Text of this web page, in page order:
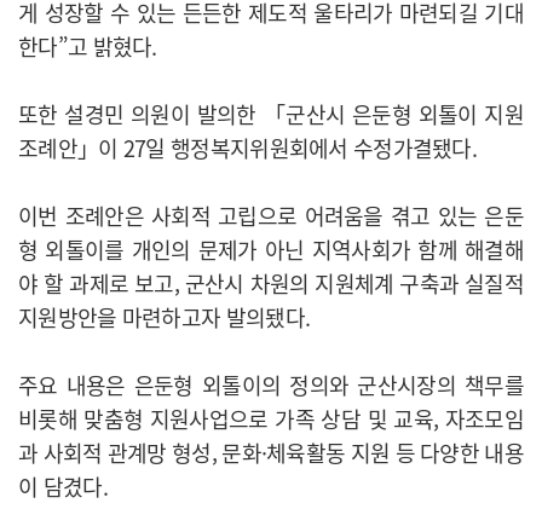
게 성장할 수 있는 든든한 제도적 울타리가 마련되길 기대
한다”고 밝혔다.
또한 설경민 의원이 발의한 「군산시 은둔형 외톨이 지원
조례안」이 27일 행정복지위원회에서 수정가결됐다.
이번 조례안은 사회적 고립으로 어려움을 겪고 있는 은둔
형 외톨이를 개인의 문제가 아닌 지역사회가 함께 해결해
야 할 과제로 보고, 군산시 차원의 지원체계 구축과 실질적
지원방안을 마련하고자 발의됐다.
주요 내용은 은둔형 외톨이의 정의와 군산시장의 책무를
비롯해 맞춤형 지원사업으로 가족 상담 및 교육, 자조모임
과 사회적 관계망 형성, 문화·체육활동 지원 등 다양한 내용
이 담겼다.